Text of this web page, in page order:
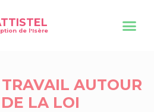
de l'Isère
AUTOUR
LA LOI